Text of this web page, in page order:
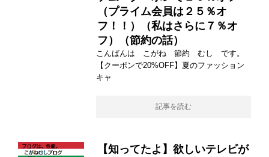
（プライム会員は２５％オ
フ！！）（私はさらに７％オ
フ）（節約の話）
こんばんは こがね 節約 むし です。
【クーポンで20%OFF】夏のファッション
キャ
記事を読む
【知ってたよ】欲しいテレビが